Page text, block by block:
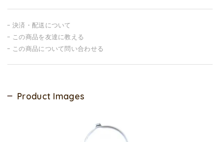
決済・配送について
この商品を友達に教える
この商品について問い合わせる
Product Images